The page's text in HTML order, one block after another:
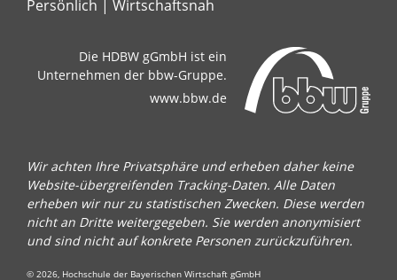
Persönlich | Wirtschaftsnah
Die HDBW gGmbH ist ein
Unternehmen der bbw-Gruppe.
www.bbw.de
Wir achten Ihre Privatsphäre und erheben daher keine
Website-übergreifenden Tracking-Daten. Alle Daten
erheben wir nur zu statistischen Zwecken. Diese werden
nicht an Dritte weitergegeben. Sie werden anonymisiert
und sind nicht auf konkrete Personen zurückzuführen.
© 2026, Hochschule der Bayerischen Wirtschaft gGmbH